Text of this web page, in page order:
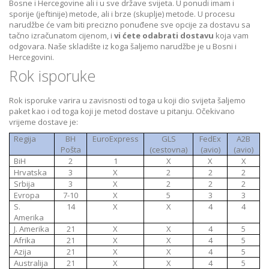
Bosne i Hercegovine ali i u sve države svijeta. U ponudi imam i
sporije (jeftinije) metode, ali i brze (skuplje) metode. U procesu
narudžbe će vam biti precizno ponuđene sve opcije za dostavu sa
tačno izračunatom cijenom, i vi ćete odabrati dostavu koja vam
odgovara. Naše skladište iz koga šaljemo narudžbe je u Bosni i
Hercegovini.
Rok isporuke
Rok isporuke varira u zavisnosti od toga u koji dio svijeta šaljemo
paket kao i od toga koji je metod dostave u pitanju. Očekivano
vrijeme dostave je:
Regija
BH
Pošta
EuroExpress
GLS
(cestovna)
FedEx
(avio)
A2B
(avio)
BiH
2 1 X X
X
Hrvatska
3 X 2 2
2
Srbija
3 X 2 2
2
Evropa
7-10 X 5 3
3
S.
Amerika
14 X X 4 4
J. Amerika 21 X X 4
5
Afrika
21 X X 4
5
Azija
21 X X 4
5
Australija
21 X X 4 5